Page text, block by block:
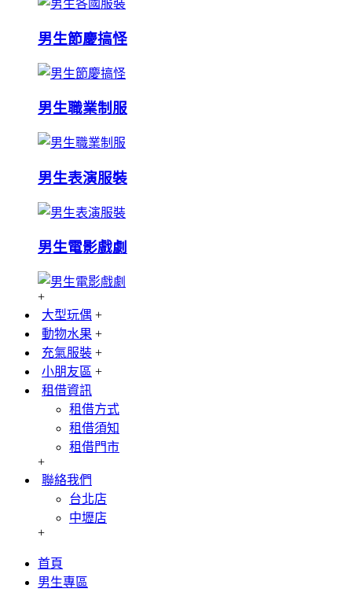
男生節慶搞怪
男生職業制服
男生表演服裝
男生電影戲劇
+
大型玩偶 +
動物水果 +
充氣服裝 +
小朋友區 +
租借資訊
租借方式
租借須知
租借門市
+
聯絡我們
台北店
中壢店
+
首頁
男生專區